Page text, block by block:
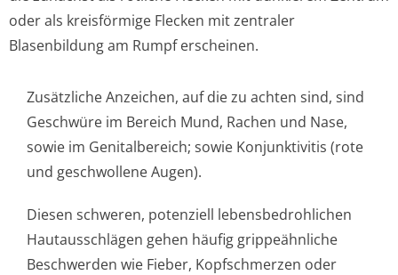
oder als kreisförmige Flecken mit zentraler
Blasenbildung am Rumpf erscheinen.
Zusätzliche Anzeichen, auf die zu achten sind, sind
Geschwüre im Bereich Mund, Rachen und Nase,
sowie im Genitalbereich; sowie Konjunktivitis (rote
und geschwollene Augen).
Diesen schweren, potenziell lebensbedrohlichen
Hautausschlägen gehen häufig grippeähnliche
Beschwerden wie Fieber, Kopfschmerzen oder